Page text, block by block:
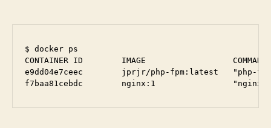
$ docker ps
CONTAINER ID        IMAGE
e9dd04e7ceec        jprjr/php-fpm:latest
f7baa81cebdc        nginx:1                "nginx -g